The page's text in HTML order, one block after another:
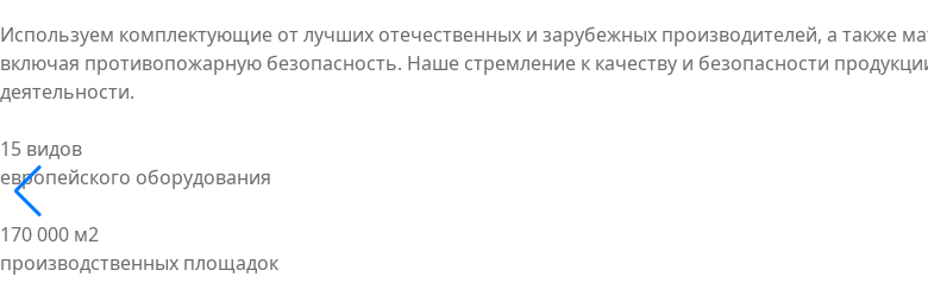
Используем комплектующие от лучших отечественных и зарубежных производителей, а также
включая противопожарную безопасность. Наше стремление к качеству и безопасности
деятельности.
15 видов
европейского оборудования
170 000 м2
производственных площадок